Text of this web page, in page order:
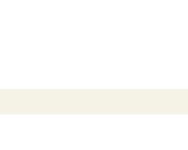
一顆謙卑、在乎、自省，和充滿愛